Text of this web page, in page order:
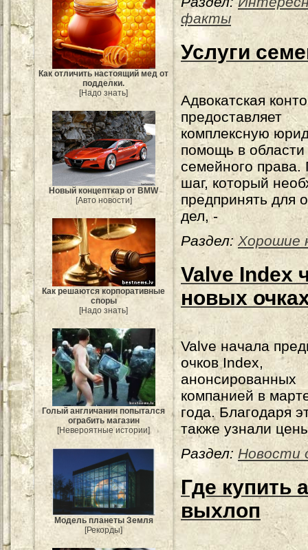
Как отличить настоящий мед от
подделки.
[Надо знать]
Новый концепткар от BMW
[Авто новости]
Как решаются корпоративные
споры
[Надо знать]
Голый англичанин попытался
ограбить магазин
[Невероятные истории]
Модель планеты Земля
[Рекорды]
факты
Услуги
Адвокатская
предоставляет
комплексную
помощь в области
семейного
шаг, который
предпринять для
дел, -
Раздел: Хорошие
Valve Index
новых
Valve начала
очков Index,
анонсированных
компанией в
года. Благодаря
также узнали
Раздел: Новости
Где купить
выхлоп